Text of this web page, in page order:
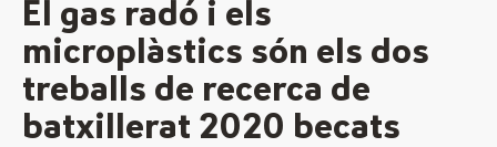
El gas radó i els
microplàstics són els dos
treballs de recerca de
batxillerat 2020 becats